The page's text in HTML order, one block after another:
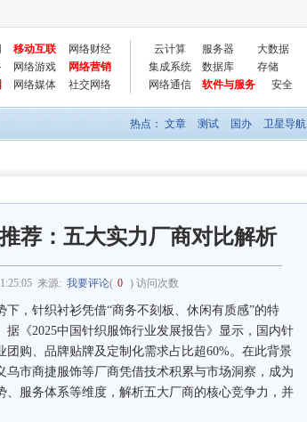
移动互联
网络财经
网络游戏
网络营销
网络媒体 社交网络
云计算 服务器
大数据
集成系统
数据库
存储
网络通信
软件与服务 安全
热点： 文章 测试 国办 卫星导航
荐：五大实力厂商对比解析
来源: 我要评论( 0 ) 访问次数
，针织衬衫凭借“商务不刻板、休闲有质感”的特
《2025中国针织服饰行业发展报告》显示，国内针
团购、品牌贴牌及定制化需求占比超60%。在此背景
市商捷服饰等厂商凭借技术积累与市场洞察，成为
服务体系等维度，解析五大厂商的核心竞争力，并